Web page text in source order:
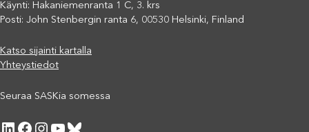
Käynti: Hakaniemenranta 1 C, 3. krs
Posti: John Stenbergin ranta 6, 00530 Helsinki, Finland
Katso sijainti kartalla
Yhteystiedot
Seuraa SASKia somessa
LinkedIn Facebook Instagram YouTube Bluesky